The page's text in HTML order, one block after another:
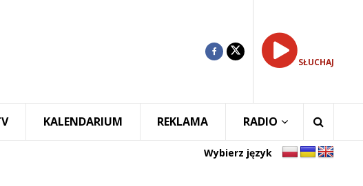
SŁUCHAJ
KALENDARIUM REKLAMA RADIO
Wybierz język